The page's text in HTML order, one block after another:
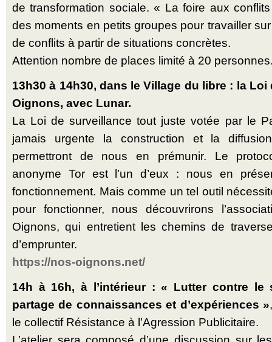
de transformation sociale. « La foire aux
des moments en petits groupes pour travailler
de conflits à partir de situations concrètes.
Attention nombre de places limité à 20
13h30 à 14h30, dans le Village du libre : la
Oignons, avec Lunar.
La Loi de surveillance tout juste votée par le
jamais urgente la construction et la
permettront de nous en prémunir. Le
anonyme Tor est l’un d’eux : nous en
fonctionnement. Mais comme un tel outil
pour fonctionner, nous découvrirons
Oignons, qui entretient les chemins de
d’emprunter.
https://nos-oignons.net/
14h à 16h, à l’intérieur : « Lutter contre le
partage de connaissances et d’expériences »
le collectif Résistance à l’Agression Publicitaire.